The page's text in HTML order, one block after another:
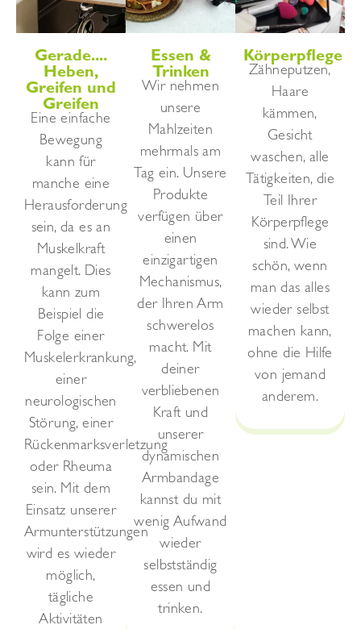
Gerade....
Heben,
Greifen und
Greifen
Eine einfache
Bewegung
kann für
manche eine
Herausforderung
sein, da es an
Muskelkraft
mangelt. Dies
kann zum
Beispiel die
Folge einer
Muskelerkrankung,
einer
neurologischen
Störung, einer
Rückenmarksverletzung
oder Rheuma
sein. Mit dem
Einsatz unserer
Armunterstützungen
wird es wieder
möglich,
tägliche
Aktivitäten
Essen &
Trinken
Wir nehmen
unsere
Mahlzeiten
mehrmals am
Tag ein. Unsere
Produkte
verfügen über
einen
einzigartigen
Mechanismus,
der Ihren Arm
schwerelos
macht. Mit
deiner
verbliebenen
Kraft und
unserer
dynamischen
Armbandage
kannst du mit
wenig Aufwand
wieder
selbstständig
essen und
trinken.
Körperpflege
Zähneputzen,
Haare
kämmen,
Gesicht
waschen, alle
Tätigkeiten, die
Teil Ihrer
Körperpflege
sind. Wie
schön, wenn
man das alles
wieder selbst
machen kann,
ohne die Hilfe
von jemand
anderem.